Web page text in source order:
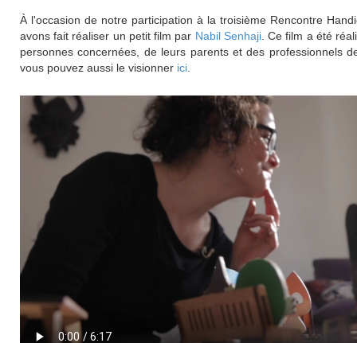
À l'occasion de notre participation à la troisième Rencontre
avons fait réaliser un petit film par Nabil Senhaji. Ce film a été
personnes concernées, de leurs parents et des professionnels
vous pouvez aussi le visionner ici